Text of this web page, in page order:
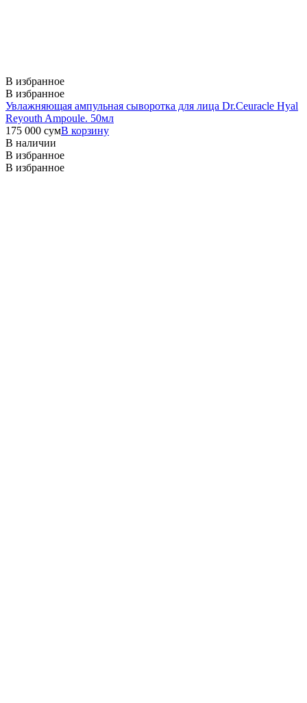
В избранное
В избранное
Увлажняющая ампульная сыворотка для лица Dr.Ceuracle Hyal
Reyouth Ampoule. 50мл
175 000 сумВ корзину
В наличии
В избранное
В избранное